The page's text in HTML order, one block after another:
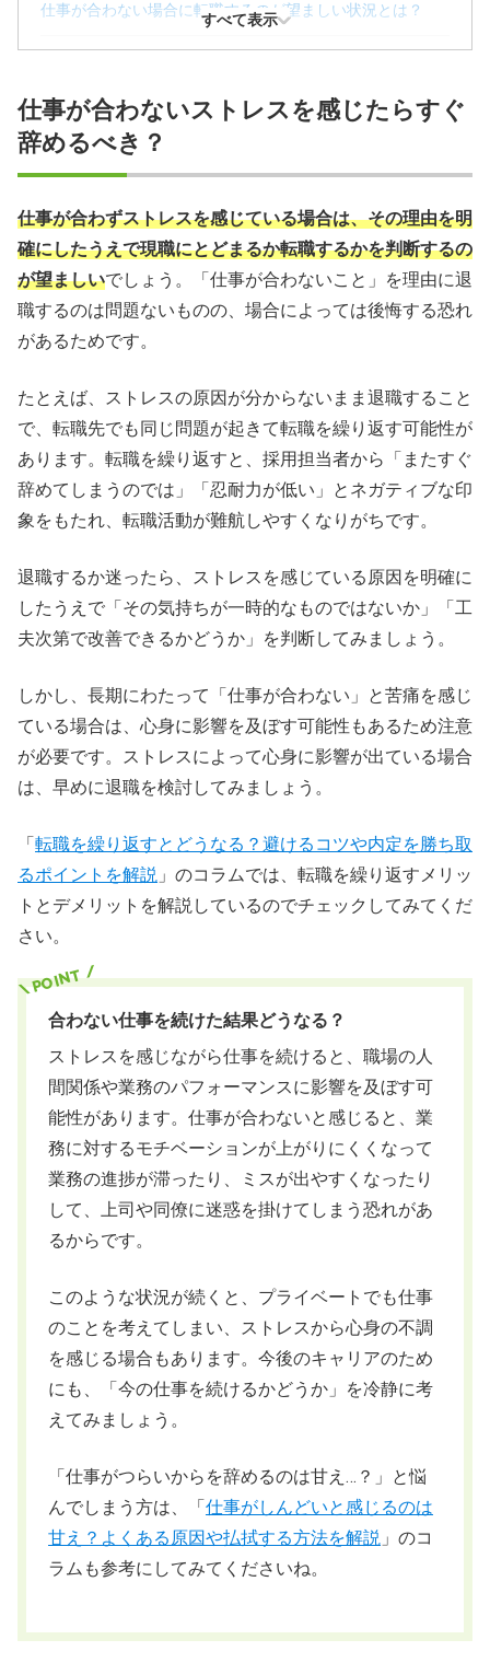
仕事が合わない場合に転職するのが望ましい状況とは？
見逃さないで！仕事が合わずストレスを感じているときの
サイン
「仕事が合わないことがストレス」という理由で転職する
際のコツ
自分に合う仕事を見つけたいならプロに相談しよう
すべて表示
仕事が合わないストレスを感じたらすぐ
辞めるべき？
仕事が合わずストレスを感じている場合は、その理由を明
確にしたうえで現職にとどまるか転職するかを判断するの
が望ましいでしょう。「仕事が合わないこと」を理由に退
職するのは問題ないものの、場合によっては後悔する恐れ
があるためです。
たとえば、ストレスの原因が分からないまま退職すること
で、転職先でも同じ問題が起きて転職を繰り返す可能性が
あります。転職を繰り返すと、採用担当者から「またすぐ
辞めてしまうのでは」「忍耐力が低い」とネガティブな印
象をもたれ、転職活動が難航しやすくなりがちです。
退職するか迷ったら、ストレスを感じている原因を明確に
したうえで「その気持ちが一時的なものではないか」「工
夫次第で改善できるかどうか」を判断してみましょう。
しかし、長期にわたって「仕事が合わない」と苦痛を感じ
ている場合は、心身に影響を及ぼす可能性もあるため注意
が必要です。ストレスによって心身に影響が出ている場合
は、早めに退職を検討してみましょう。
「 転職を繰り返すとどうなる？避けるコツや内定を勝ち取
るポイントを解説 」のコラムでは、転職を繰り返すメリッ
トとデメリットを解説しているのでチェックしてみてくだ
さい。
合わない仕事を続けた結果どうなる？
ストレスを感じながら仕事を続けると、職場の人
間関係や業務のパフォーマンスに影響を及ぼす可
能性があります。仕事が合わないと感じると、業
務に対するモチベーションが上がりにくくなって
業務の進捗が滞ったり、ミスが出やすくなったり
して、上司や同僚に迷惑を掛けてしまう恐れがあ
るからです。
このような状況が続くと、プライベートでも仕事
のことを考えてしまい、ストレスから心身の不調
を感じる場合もあります。今後のキャリアのため
にも、「今の仕事を続けるかどうか」を冷静に考
えてみましょう。
「仕事がつらいからを辞めるのは甘え…？」と悩
んでしまう方は、「 仕事がしんどいと感じるのは
甘え？よくある原因や払拭する方法を解説 」のコ
ラムも参考にしてみてくださいね。